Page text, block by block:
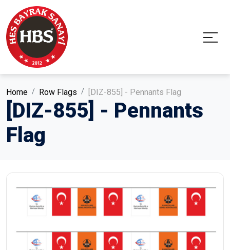
Home Row Flags [DIZ-855] - Pennants Flag
[DIZ-855] - Pennants
Flag